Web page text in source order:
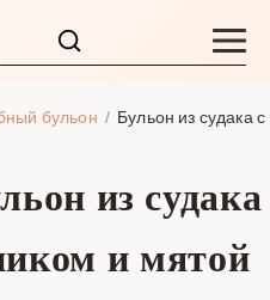
бульон Бульон из судака
из судака
и мятой